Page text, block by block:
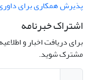
پذیرش همکاری برای
اشتراک خبرنامه
برای دریافت اخبار و
مشترک شوید.